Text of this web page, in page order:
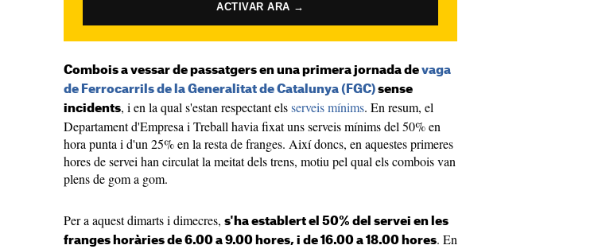
ACTIVAR ARA →
Combois a vessar de passatgers en una primera jornada de vaga
de Ferrocarrils de la Generalitat de Catalunya (FGC) sense
incidents, i en la qual s'estan respectant elsserveis mínims. En resum, el
Departament d'Empresa i Treball havia fixat uns serveis mínims del 50% en
hora punta i d'un 25% en la resta de franges. Així doncs, en aquestes primeres
hores de servei han circulat la meitat dels trens, motiu pel qual els combois van
plens de gom a gom.
Per a aquest dimarts i dimecres, s'ha establert el 50% del servei en les
franges horàries de 6.00 a 9.00 hores, i de 16.00 a 18.00 hores. En